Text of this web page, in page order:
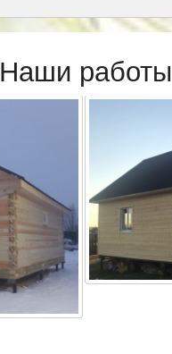
Наши работы